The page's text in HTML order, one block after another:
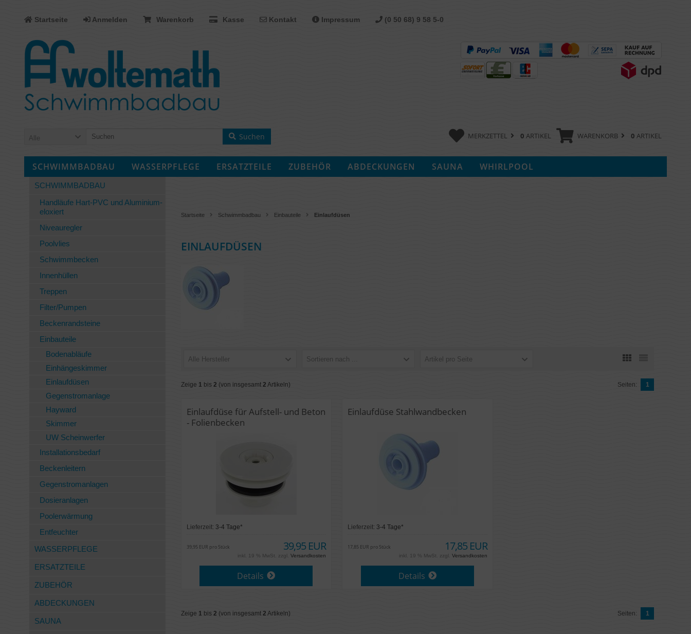
Startseite Anmelden Warenkorb Kasse Kontakt Impressum (0 50 68) 9 58 5-0
Alle Suchen WARENKORB 0 ARTIKEL
MERKZETTEL 0 ARTIKEL
SCHWIMMBADBAU WASSERPFLEGE ERSATZTEILE ZUBEHÖR ABDECKUNGEN SAUNA WHIRLPOOL
Startseite Schwimmbadbau Einbauteile Einlaufdüsen
EINLAUFDÜSEN
Alle Hersteller Sortieren nach ... Artikel pro Seite
Zeige 1 bis 2 (von insgesamt 2 Artikeln) Seiten: 1
Einlaufdüse für Aufstell- und Beton
- Folienbecken
Lieferzeit: 3-4 Tage*
39,95 EUR
39,95 EUR pro Stück
inkl. 19 % MwSt. zzgl.Versandkosten
Details
Einlaufdüse Stahlwandbecken
Lieferzeit: 3-4 Tage*
17,85 EUR
17,85 EUR pro Stück
inkl. 19 % MwSt. zzgl. Versandkosten
Details
Zeige 1 bis 2 (von insgesamt 2 Artikeln) Seiten: 1
SCHWIMMBADBAU
Handläufe Hart-PVC und Aluminium-
eloxiert
Niveauregler
Poolvlies
Schwimmbecken
Innenhüllen
Treppen
Filter/Pumpen
Beckenrandsteine
Einbauteile
Bodenabläufe
Einhängeskimmer
Einlaufdüsen
Gegenstromanlage
Hayward
Skimmer
UW Scheinwerfer
Installationsbedarf
Beckenleitern
Gegenstromanlagen
Dosieranlagen
Poolerwärmung
Entfeuchter
WASSERPFLEGE
ERSATZTEILE
ZUBEHÖR
ABDECKUNGEN
SAUNA